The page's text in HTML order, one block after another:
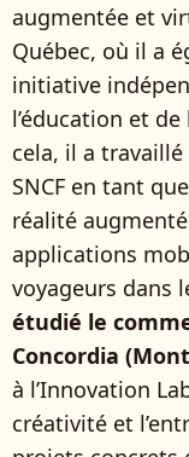
augmentée et
Québec, où il a
initiative
l’éducation et
cela, il a
SNCF en tant
réalité
applications
voyageurs dans
étudié le
Concordia
à l’Innovation
créativité et